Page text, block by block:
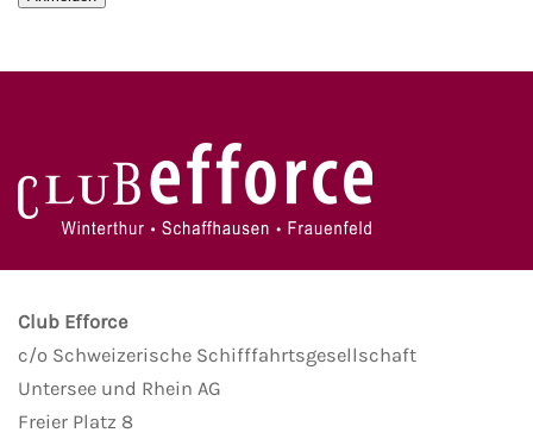
Club Efforce
c/o Schweizerische Schifffahrtsgesellschaft
Untersee und Rhein AG
Freier Platz 8